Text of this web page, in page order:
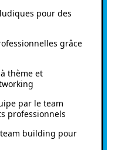
pour des
grâce
thème et
par le team
professionnels
team building pour